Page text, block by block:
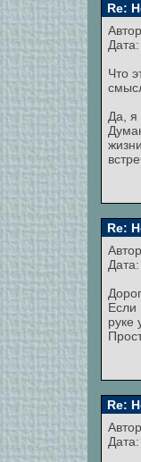
Re:
Что
Да, я
Re:
Если
руке
Re: